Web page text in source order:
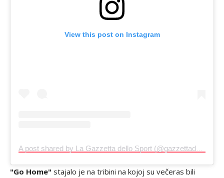
View this post on Instagram
"Go Home" stajalo je na tribini na kojoj su večeras bili